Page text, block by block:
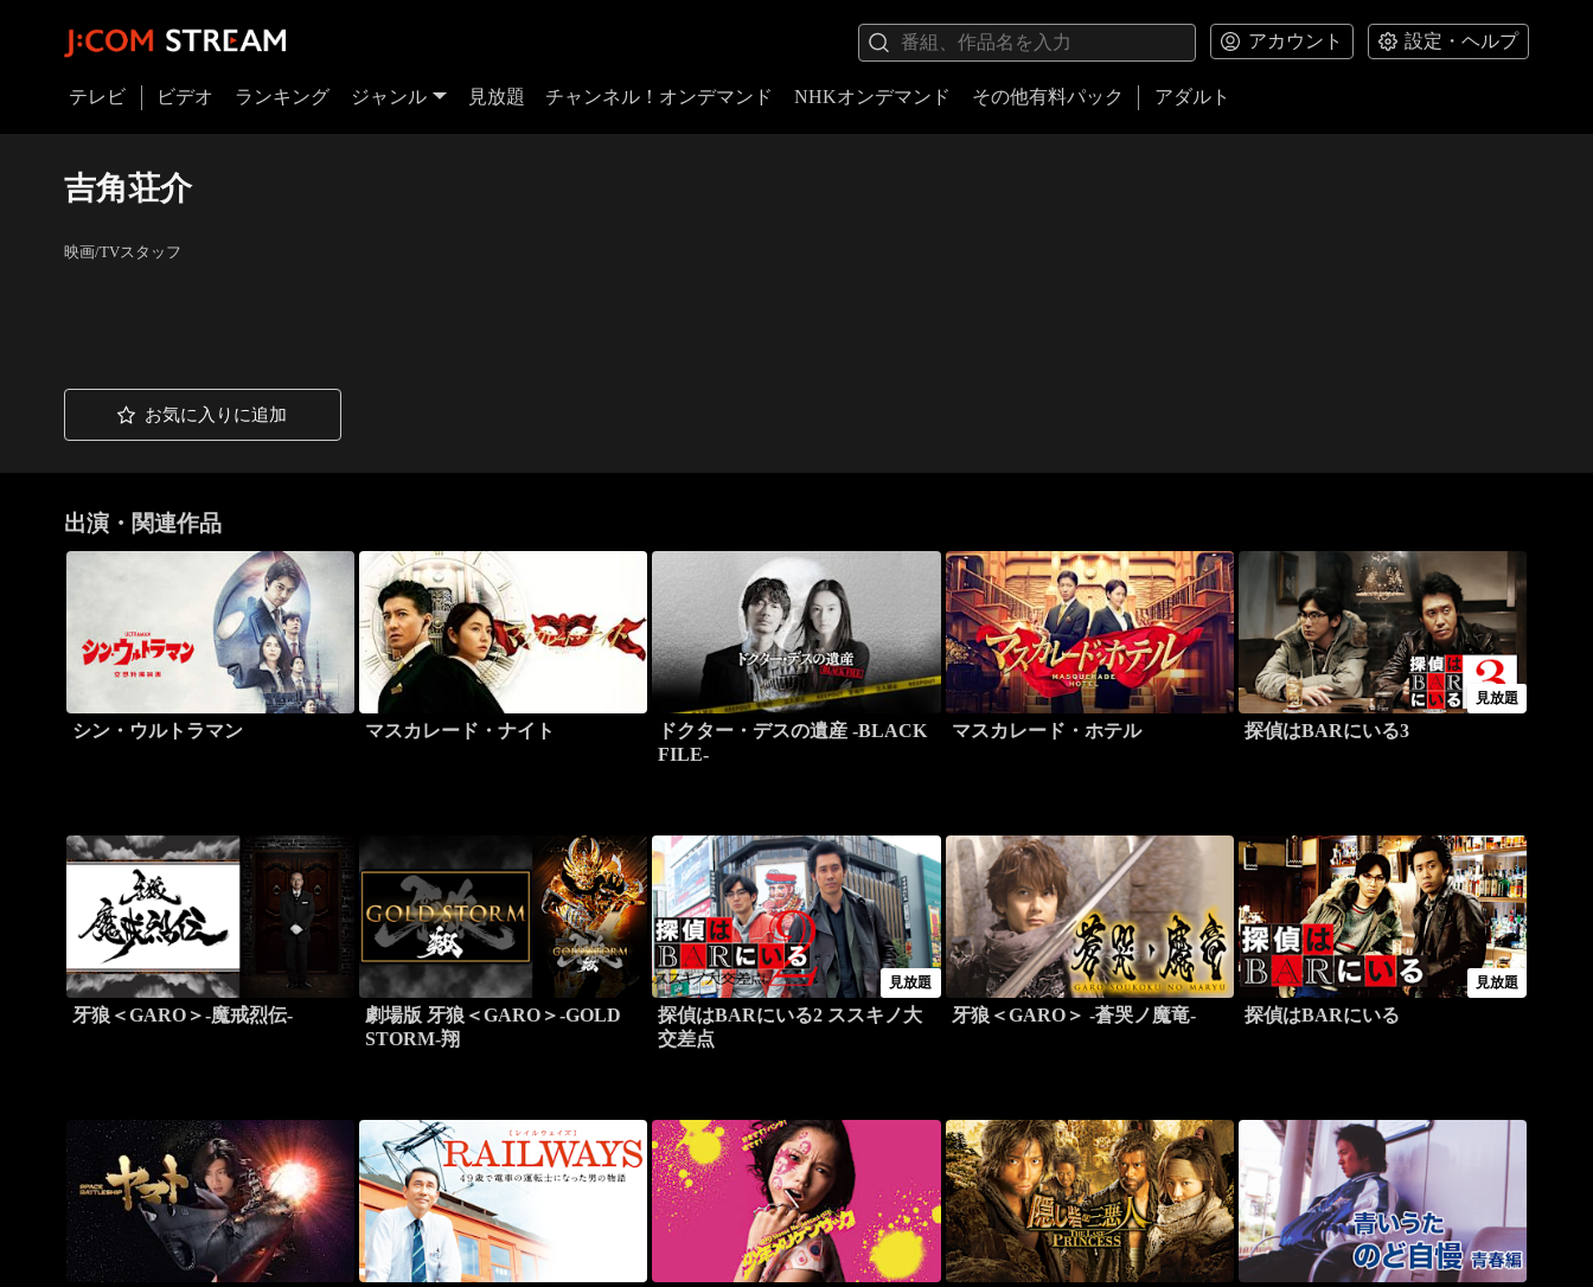
アカウント 設定・ヘルプ
テレビ ビデオ ランキング ジャンル 見放題 チャンネル！オンデマンド NHKオンデマンド その他有料パック アダルト
吉角荘介
映画/TVスタッフ
お気に入りに追加
出演・関連作品
シン・ウルトラマン マスカレード・ナイト
ドクター・デスの遺産 -BLACK
FILE-
マスカレード・ホテル
見放題
探偵はBARにいる3
牙狼＜GARO＞-魔戒烈伝-
劇場版 牙狼＜GARO＞-GOLD
STORM-翔
見放題
探偵はBARにいる2 ススキノ大
交差点
牙狼＜GARO＞ -蒼哭ノ魔竜-
見放題
探偵はBARにいる